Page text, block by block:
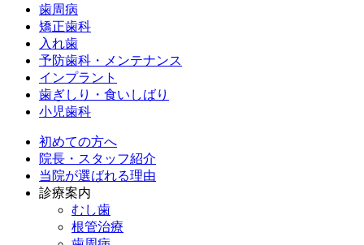
歯周病
矯正歯科
入れ歯
予防歯科・メンテナンス
インプラント
歯ぎしり・食いしばり
小児歯科
初めての方へ
院長・スタッフ紹介
当院が選ばれる理由
診療案内
むし歯
根管治療